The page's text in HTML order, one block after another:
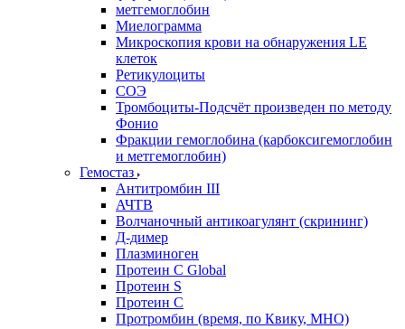
метгемоглобин
Миелограмма
Микроскопия крови на обнаружения LE
клеток
Ретикулоциты
СОЭ
Тромбоциты-Подсчёт произведен по методу
Фонио
Фракции гемоглобина (карбоксигемоглобин
и метгемоглобин)
Гемостаз
Антитромбин III
АЧТВ
Волчаночный антикоагулянт (скрининг)
Д-димер
Плазминоген
Протеин C Global
Протеин S
Протеин С
Протромбин (время, по Квику, МНО)